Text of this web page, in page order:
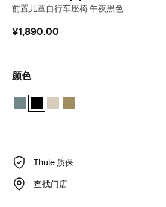
前置儿童自行车座椅 午夜黑色
¥1,890.00
颜色
Thule Yepp 2 mini 中蓝色
Thule Yepp 2 mini 午夜黑色 (selected)
Thule Yepp 2 mini 柔软的沙子
Thule Yepp 2 mini 海狸绿色
Thule 质保
查找门店